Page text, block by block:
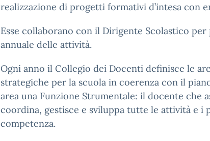
realizzazione di progetti formativi d’intesa con
Esse collaborano con il Dirigente Scolastico
annuale delle attività.
Ogni anno il Collegio dei Docenti definisce le
strategiche per la scuola in coerenza con il
area una Funzione Strumentale: il docente che
coordina, gestisce e sviluppa tutte le attività e i
competenza.